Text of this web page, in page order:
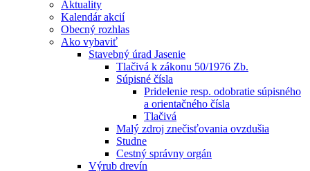
Aktuality
Kalendár akcií
Obecný rozhlas
Ako vybaviť
Stavebný úrad Jasenie
Tlačivá k zákonu 50/1976 Zb.
Súpisné čísla
Pridelenie resp. odobratie súpisného
a orientačného čísla
Tlačivá
Malý zdroj znečisťovania ovzdušia
Studne
Cestný správny orgán
Výrub drevín